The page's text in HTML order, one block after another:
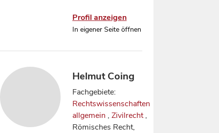
Profil anzeigen
In eigener Seite öffnen
Helmut Coing
Fachgebiete:
Rechtswissenschaften
allgemein , Zivilrecht,
Römisches Recht,